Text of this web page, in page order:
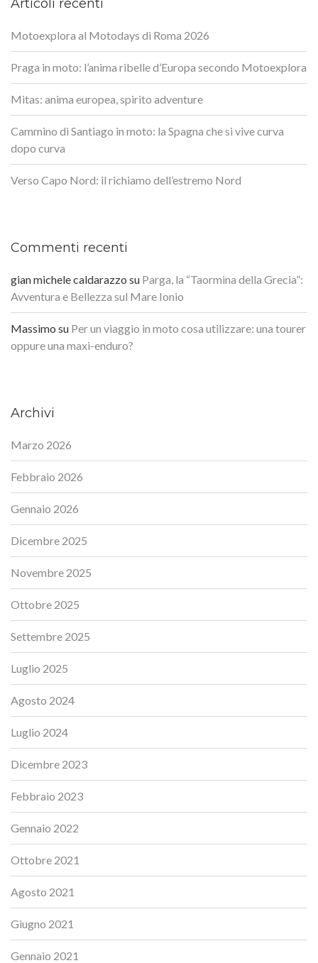
Articoli recenti
Motoexplora al Motodays di Roma 2026
Praga in moto: l’anima ribelle d’Europa secondo Motoexplora
Mitas: anima europea, spirito adventure
Cammino di Santiago in moto: la Spagna che si vive curva
dopo curva
Verso Capo Nord: il richiamo dell’estremo Nord
Commenti recenti
gian michele caldarazzo su Parga, la “Taormina della Grecia”:
Avventura e Bellezza sul Mare Ionio
Massimo su Per un viaggio in moto cosa utilizzare: una tourer
oppure una maxi-enduro?
Archivi
Marzo 2026
Febbraio 2026
Gennaio 2026
Dicembre 2025
Novembre 2025
Ottobre 2025
Settembre 2025
Luglio 2025
Agosto 2024
Luglio 2024
Dicembre 2023
Febbraio 2023
Gennaio 2022
Ottobre 2021
Agosto 2021
Giugno 2021
Gennaio 2021